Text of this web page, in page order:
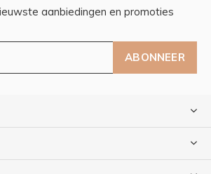
aanbiedingen en promoties
ABONNEER